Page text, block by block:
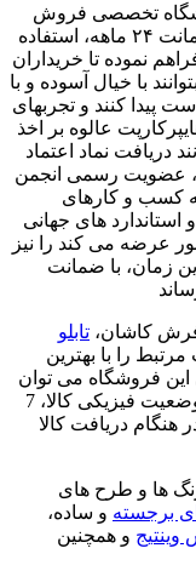
تخصصی فروش
فرش در کشور، در کنار تنوع محصولات، ضمانت ۲۴ ماهه، استفاده
نموده تا خریداران
با خیال آسوده و با
پیدا کنند و تجربهای
عالوه بر اخذ
دریافت نماد اعتماد
عضویت رسمی انجمن
کسب و کارهای
استاندارد های جهانی
عرضه می کند را نیز
زمان، با ضمانت
فرش کاشان، تابلو
را با بهترین
فروشگاه می توان
به ارسال سریع و رایگان، تضمین اصالت و وضعیت فیزیکی کالا، 7
دریافت کالا
ها و طرح های
و ساده،
و همچنین